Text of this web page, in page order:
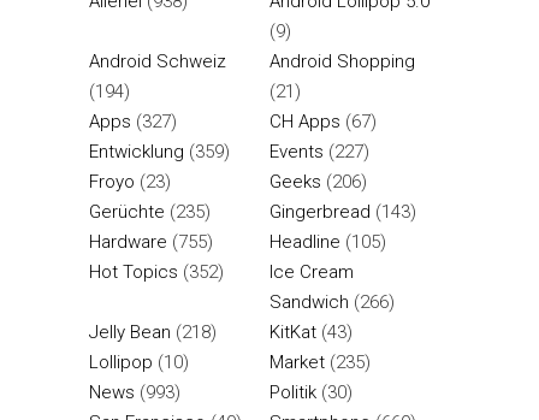
(9)
Android Schweiz
(194)
Android Shopping
(21)
Apps (327) CH Apps (67)
Entwicklung (359) Events (227)
Froyo (23) Geeks (206)
Gerüchte (235) Gingerbread (143)
Hardware (755) Headline (105)
Hot Topics (352)
Ice Cream
Sandwich (266)
Jelly Bean (218) KitKat (43)
Lollipop (10) Market (235)
News (993) Politik (30)